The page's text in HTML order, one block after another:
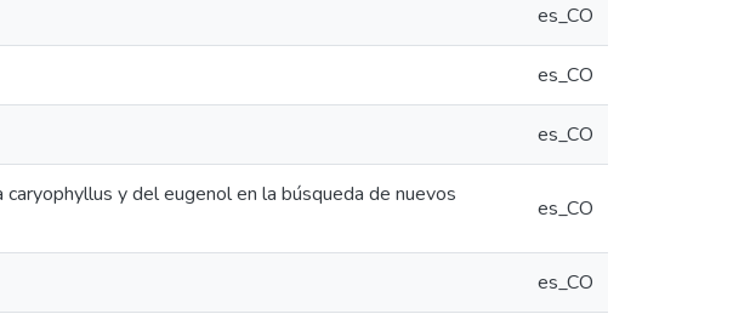
es_CO
es_CO
es_CO
y del eugenol en la búsqueda de nuevos
es_CO
es_CO